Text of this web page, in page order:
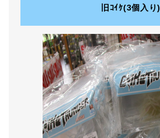
旧ｺｲｹ(3個入り)